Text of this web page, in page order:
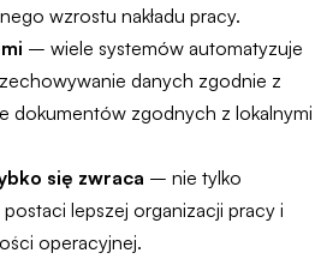
wzrostu nakładu pracy.
– wiele systemów automatyzuje
danych zgodnie z
dokumentów zgodnych z lokalnymi
się zwraca – nie tylko
lepszej organizacji pracy i
operacyjnej.